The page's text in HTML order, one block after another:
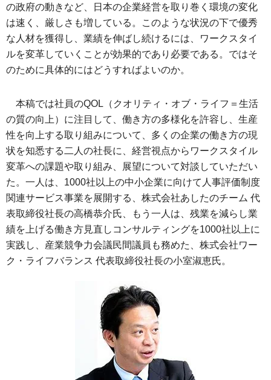
の政府の動きなど、日本の企業経営を取り巻く環境の変化
は速く、厳しさも増している。このような状況の下で優秀
な人材を獲得し、業績を伸ばし続けるには、ワークスタイ
ルを変革していくことが効果的であり必要である。ではそ
のために具体的にはどうすればよいのか。
本稿では社員のQOL（クオリティ・オブ・ライフ＝生活
の質の向上）に注目して、働き方の多様化を許容し、生産
性を向上する取り組みについて、多くの企業の働き方の現
状を知悉する二人の社長に、経営視点からワークスタイル
変革への課題や取り組み、展望について対談していただい
た。一人は、1000社以上の中小企業に向けて人事評価制度
関連サービス事業を展開する、株式会社あしたのチーム 代
表取締役社長の高橋恭介氏、もう一人は、残業を減らし業
績を上げる働き方見直しコンサルティングを1000社以上に
実践し、産業競争力会議民間議員も務めた、株式会社ワー
ク・ライフバランス 代表取締役社長の小室淑恵氏。